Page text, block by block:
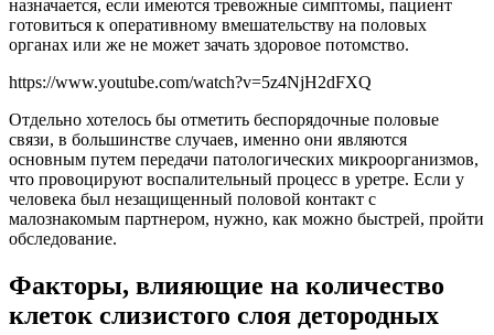
назначается, если имеются тревожные симптомы, пациент
готовиться к оперативному вмешательству на половых
органах или же не может зачать здоровое потомство.
https://www.youtube.com/watch?v=5z4NjH2dFXQ
Отдельно хотелось бы отметить беспорядочные половые
связи, в большинстве случаев, именно они являются
основным путем передачи патологических микроорганизмов,
что провоцируют воспалительный процесс в уретре. Если у
человека был незащищенный половой контакт с
малознакомым партнером, нужно, как можно быстрей, пройти
обследование.
Факторы, влияющие на количество
клеток слизистого слоя детородных